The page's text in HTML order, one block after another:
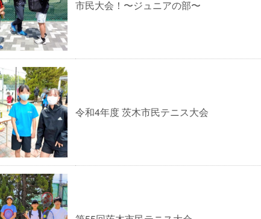
市民大会！〜ジュニアの部〜
令和4年度 茨木市民テニス大会